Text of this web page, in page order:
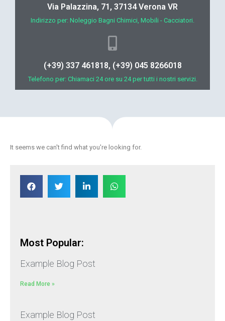
Via Palazzina, 71, 37134 Verona VR
Indirizzo per: Noleggio Bagni Chimici, Mobili - Cacciatori.
(+39) 337 461818, (+39) 045 8266018
Telefono per: Chiamaci 24 ore su 24 per tutti i nostri servizi.
It seems we can't find what you're looking for.
Most Popular:
Example Blog Post
Read More »
Example Blog Post